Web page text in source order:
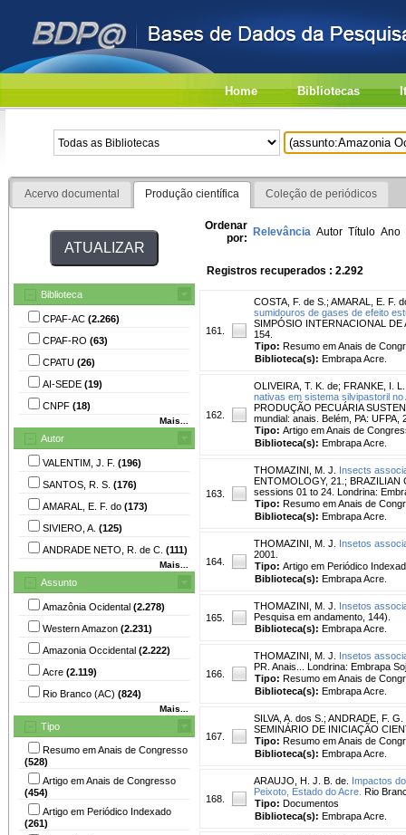
Home Bibliotecas
Acervo documental Produção científica Coleção de periódicos
Biblioteca
CPAF-AC (2.266)
CPAF-RO (63)
CPATU (26)
AI-SEDE (19)
CNPF (18)
Mais...
Autor
VALENTIM, J. F. (196)
SANTOS, R. S. (176)
AMARAL, E. F. do (173)
SIVIERO, A. (125)
ANDRADE NETO, R. de C. (111)
Mais...
Assunto
Amazônia Ocidental (2.278)
Western Amazon (2.231)
Amazonia Occidental (2.222)
Acre (2.119)
Rio Branco (AC) (824)
Mais...
Tipo
Resumo em Anais de Congresso
(528)
Artigo em Anais de Congresso
(454)
Artigo em Periódico Indexado
(261)
Ordenar
por: Relevância Autor Título Ano
Registros recuperados : 2.292
161.
COSTA, F. de S. ; AMARAL, E. F.
sumidouros de gases de efeito
SIMPÓSIO INTERNACIONAL
154.
Tipo: Resumo em Anais de
Biblioteca(s): Embrapa Acre.
162.
OLIVEIRA, T. K. de; FRANKE, I. L.
nativas em sistema silvipastoril no
PRODUÇÃO PECUÁRIA
mundial: anais. Belém, PA:
Tipo: Artigo em Anais de
Biblioteca(s): Embrapa Acre.
163.
THOMAZINI, M. J.
Insects
ENTOMOLOGY, 21.;
sessions 01 to 24. Londrina:
Tipo: Resumo em Anais de
Biblioteca(s): Embrapa Acre.
164.
THOMAZINI, M. J.
Insetos
2001.
Tipo: Artigo em Periódico
Biblioteca(s): Embrapa Acre.
165.
THOMAZINI, M. J.
Insetos
Pesquisa em andamento, 144).
Biblioteca(s): Embrapa Acre.
166.
THOMAZINI, M. J.
Insetos
PR. Anais... Londrina: Embrapa
Tipo: Resumo em Anais de
Biblioteca(s): Embrapa Acre.
167.
SILVA, A. dos S. ; ANDRADE, F. G.
SEMINÁRIO DE INICIAÇÃO
Tipo: Resumo em Anais de
Biblioteca(s): Embrapa Acre.
168.
ARAUJO, H. J. B. de. Impactos
Peixoto, Estado do Acre. Rio
Tipo: Documentos
Biblioteca(s): Embrapa Acre.